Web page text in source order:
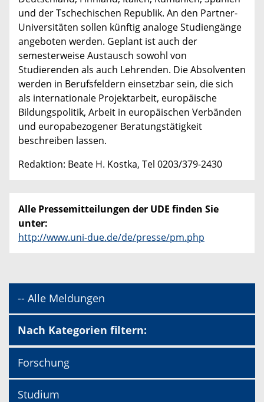
und der Tschechischen Republik. An den Partner-
Universitäten sollen künftig analoge Studiengänge
angeboten werden. Geplant ist auch der
semesterweise Austausch sowohl von
Studierenden als auch Lehrenden. Die Absolventen
werden in Berufsfeldern einsetzbar sein, die sich
als internationale Projektarbeit, europäische
Bildungspolitik, Arbeit in europäischen Verbänden
und europabezogener Beratungstätigkeit
beschreiben lassen.
Redaktion: Beate H. Kostka, Tel 0203/379-2430
Alle Pressemitteilungen der UDE finden Sie
unter:
http://www.uni-due.de/de/presse/pm.php
-- Alle Meldungen
Nach Kategorien filtern:
Forschung
Studium